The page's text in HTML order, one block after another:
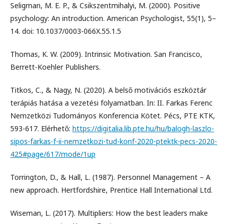
Seligman, M. E. P., & Csikszentmihalyi, M. (2000). Positive
psychology: An introduction. American Psychologist, 55(1), 5–
14. doi: 10.1037/0003-066X.55.1.5
Thomas, K. W. (2009). Intrinsic Motivation. San Francisco,
Berrett-Koehler Publishers.
Titkos, C., & Nagy, N. (2020). A belső motivációs eszköztár
terápiás hatása a vezetési folyamatban. In: II. Farkas Ferenc
Nemzetközi Tudományos Konferencia Kötet. Pécs, PTE KTK,
593-617. Elérhető: https://digitalia.lib.pte.hu/hu/balogh-laszlo-
sipos-farkas-f-ii-nemzetkozi-tud-konf-2020-ptektk-pecs-2020-
425#page/617/mode/1up
Torrington, D., & Hall, L. (1987). Personnel Management – A
new approach. Hertfordshire, Prentice Hall International Ltd.
Wiseman, L. (2017). Multipliers: How the best leaders make